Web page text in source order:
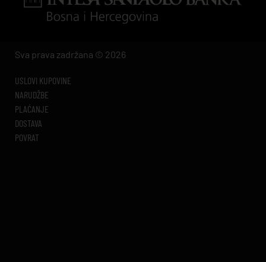
Sva prava zadržana © 2026
USLOVI KUPOVINE
NARUDŽBE
PLAĆANJE
DOSTAVA
POVRAT